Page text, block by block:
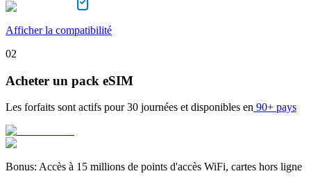
Afficher la compatibilité
02
Acheter un pack eSIM
Les forfaits sont actifs pour 30 journées et disponibles en 90+ pays
Bonus: Accès à 15 millions de points d'accès WiFi, cartes hors ligne